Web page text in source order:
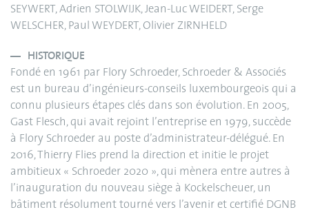
SEYWERT, Adrien STOLWIJK, Jean-Luc WEIDERT, Serge
WELSCHER, Paul WEYDERT, Olivier ZIRNHELD
HISTORIQUE
Fondé en 1961 par Flory Schroeder, Schroeder & Associés
est un bureau d’ingénieurs-conseils luxembourgeois qui a
connu plusieurs étapes clés dans son évolution. En 2005,
Gast Flesch, qui avait rejoint l’entreprise en 1979, succède
à Flory Schroeder au poste d’administrateur-délégué. En
2016, Thierry Flies prend la direction et initie le projet
ambitieux « Schroeder 2020 », qui mènera entre autres à
l’inauguration du nouveau siège à Kockelscheuer, un
bâtiment résolument tourné vers l’avenir et certifié DGNB